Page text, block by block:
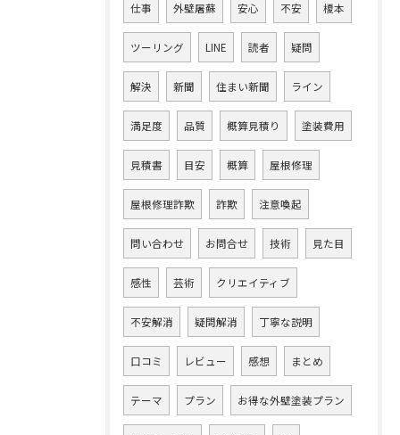
仕事 外壁屠蘇 安心 不安 榎本
ツーリング LINE 読者 疑問
解決 新聞 住まい新聞 ライン
満足度 品質 概算見積り 塗装費用
見積書 目安 概算 屋根修理
屋根修理詐欺 詐欺 注意喚起
問い合わせ お問合せ 技術 見た目
感性 芸術 クリエイティブ
不安解消 疑問解消 丁寧な説明
口コミ レビュー 感想 まとめ
テーマ プラン お得な外壁塗装プラン